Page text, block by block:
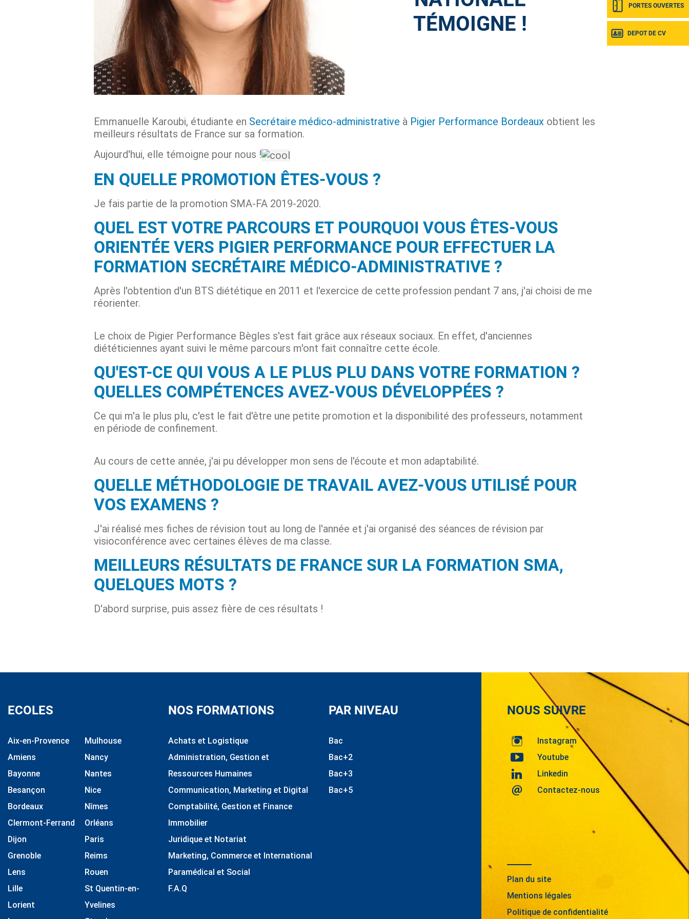
PORTES OUVERTES
DEPOT DE CV
TÉMOIGNE !
Emmanuelle Karoubi, étudiante en Secrétaire médico-administrative à Pigier Performance Bordeaux obtient les
meilleurs résultats de France sur sa formation.
Aujourd'hui, elle témoigne pour nous !
EN QUELLE PROMOTION ÊTES-VOUS ?
Je fais partie de la promotion SMA-FA 2019-2020.
QUEL EST VOTRE PARCOURS ET POURQUOI VOUS ÊTES-VOUS
ORIENTÉE VERS PIGIER PERFORMANCE POUR EFFECTUER LA
FORMATION SECRÉTAIRE MÉDICO-ADMINISTRATIVE ?
Après l'obtention d'un BTS diététique en 2011 et l'exercice de cette profession pendant 7 ans, j'ai choisi de me
réorienter.
Le choix de Pigier Performance Bègles s'est fait grâce aux réseaux sociaux. En effet, d'anciennes
diététiciennes ayant suivi le même parcours m'ont fait connaître cette école.
QU'EST-CE QUI VOUS A LE PLUS PLU DANS VOTRE FORMATION ?
QUELLES COMPÉTENCES AVEZ-VOUS DÉVELOPPÉES ?
Ce qui m'a le plus plu, c'est le fait d'être une petite promotion et la disponibilité des professeurs, notamment
en période de confinement.
Au cours de cette année, j'ai pu développer mon sens de l'écoute et mon adaptabilité.
QUELLE MÉTHODOLOGIE DE TRAVAIL AVEZ-VOUS UTILISÉ POUR
VOS EXAMENS ?
J'ai réalisé mes fiches de révision tout au long de l'année et j'ai organisé des séances de révision par
visioconférence avec certaines élèves de ma classe.
MEILLEURS RÉSULTATS DE FRANCE SUR LA FORMATION SMA,
QUELQUES MOTS ?
D'abord surprise, puis assez fière de ces résultats !
ECOLES
Aix-en-Provence
Amiens
Bayonne
Besançon
Bordeaux
Clermont-Ferrand
Dijon
Grenoble
Lens
Lille
Lorient
Mulhouse
Nancy
Nantes
Nice
Nîmes
Orléans
Paris
Reims
Rouen
St Quentin-en-
Yvelines
NOS FORMATIONS
Achats et Logistique
Administration, Gestion et
Ressources Humaines
Communication, Marketing et Digital
Comptabilité, Gestion et Finance
Immobilier
Juridique et Notariat
Marketing, Commerce et International
Paramédical et Social
F.A.Q
PAR NIVEAU
Bac
Bac+2
Bac+3
Bac+5
NOUS SUIVRE
Instagram
Youtube
Linkedin
Contactez-nous
Plan du site
Mentions légales
Politique de confidentialité